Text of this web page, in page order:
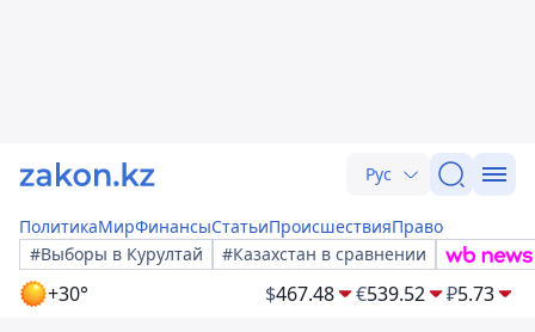
Рус
ПолитикаМирФинансыСтатьиПроисшествияПраво
#Выборы в Курултай
#Казахстан в сравнении
+30° $467.48 €539.52 ₽5.73